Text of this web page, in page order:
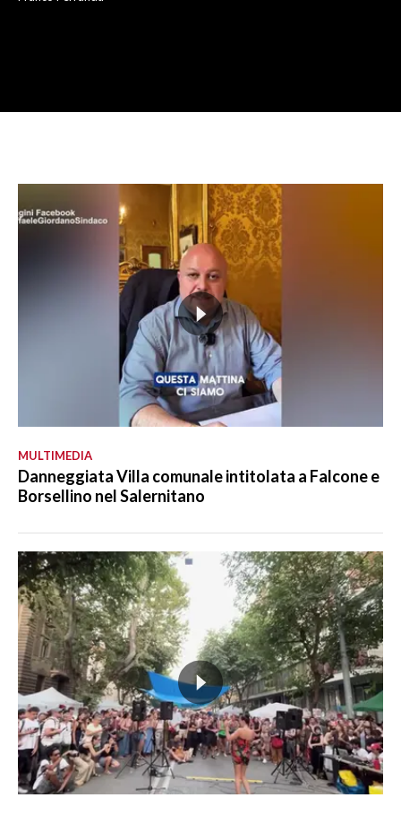
MULTIMEDIA
Danneggiata Villa comunale intitolata a Falcone e
Borsellino nel Salernitano